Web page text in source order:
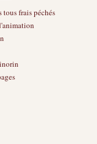
tous frais péchés